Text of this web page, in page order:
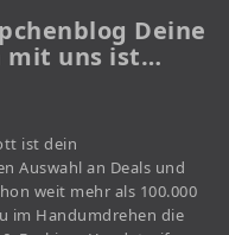
Deine
mit uns ist…
ist dein
Auswahl an Deals und
weit mehr als 100.000
im Handumdrehen die